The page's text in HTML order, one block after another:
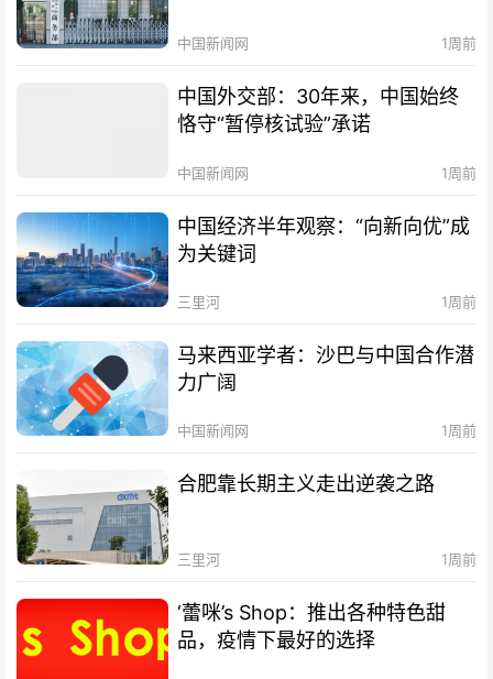
中国新闻网 1周前
中国外交部：30年来，中国始终
恪守“暂停核试验”承诺
中国新闻网 1周前
中国经济半年观察：“向新向优”成
为关键词
三里河 1周前
马来西亚学者：沙巴与中国合作潜
力广阔
中国新闻网 1周前
合肥靠长期主义走出逆袭之路
三里河 1周前
‘蕾咪’s Shop：推出各种特色甜
品，疫情下最好的选择